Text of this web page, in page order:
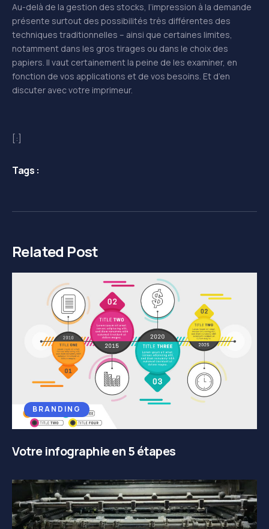
Au-delà de la gestion des stocks, l’impression à la demande
présente surtout des possibilités très différentes des
techniques traditionnelles – ainsi que certaines limites,
notamment dans les gros tirages ou dans le choix des
papiers. Il vaut certainement la peine de les examiner, en
fonction de vos applications et de vos besoins. Et d’en
discuter avec votre imprimeur.
[:]
Tags :
Related Post
BRANDING
Votre infographie en 5 étapes